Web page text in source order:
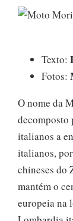
Texto:
Fotos:
O nome da
decomposto
italianos a
italianos,
chineses do
mantém o
europeia na